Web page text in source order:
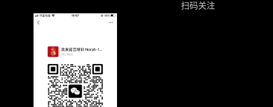
扫码关注